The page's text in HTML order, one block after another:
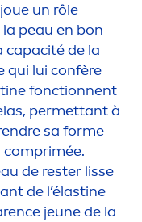
un rôle
peau en bon
capacité de la
qui lui confère
fonctionnent
permettant à
sa forme
comprimée.
de rester lisse
de l’élastine
jeune de la